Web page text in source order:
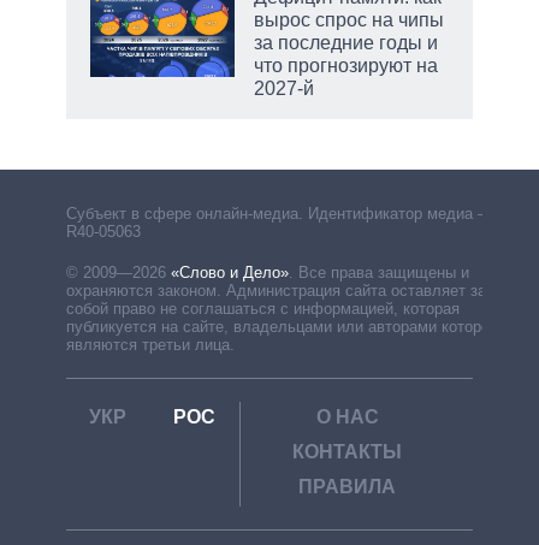
вырос спрос на чипы
за последние годы и
что прогнозируют на
2027-й
Субъект в сфере онлайн-медиа. Идентификатор медиа –
R40-05063
© 2009—2026 «Слово и Дело». Все права защищены и
охраняются законом. Администрация сайта оставляет за
собой право не соглашаться с информацией, которая
публикуется на сайте, владельцами или авторами которой
являются третьи лица.
УКР РОС
О НАС
КОНТАКТЫ
ПРАВИЛА